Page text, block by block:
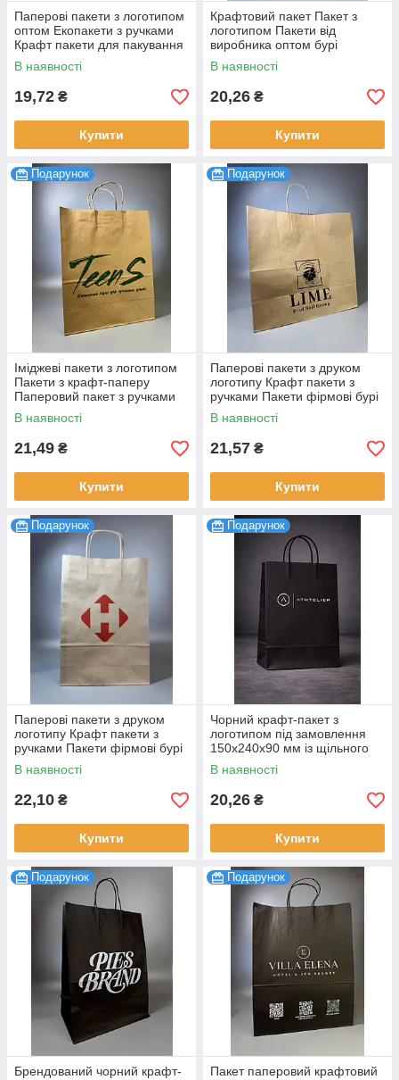
Паперові пакети з логотипом
оптом Екопакети з ручками
Крафт пакети для пакування
бурі 150х240х90 мм 100 шт.
В наявності
19,72 ₴
Купити
Крафтовий пакет Пакет з
логотипом Пакети від
виробника оптом бурі
190х280х120 мм 100 шт.
В наявності
20,26 ₴
Купити
Подарунок
Іміджеві пакети з логотипом
Пакети з крафт-паперу
Паперовий пакет з ручками
бурі 250х350х150 мм 100 шт.
В наявності
21,49 ₴
Купити
Подарунок
Паперові пакети з друком
логотипу Крафт пакети з
ручками Пакети фірмові бурі
320х300х150 мм 100 шт.
В наявності
21,57 ₴
Купити
Подарунок
Паперові пакети з друком
логотипу Крафт пакети з
ручками Пакети фірмові бурі
320х420х150 мм 100 шт.
В наявності
22,10 ₴
Купити
Подарунок
Чорний крафт-пакет з
логотипом під замовлення
150х240х90 мм із щільного
паперу гуртом від виробника
100 шт.
В наявності
20,26 ₴
Купити
Подарунок
Брендований чорний крафт-
Подарунок
Пакет паперовий крафтовий